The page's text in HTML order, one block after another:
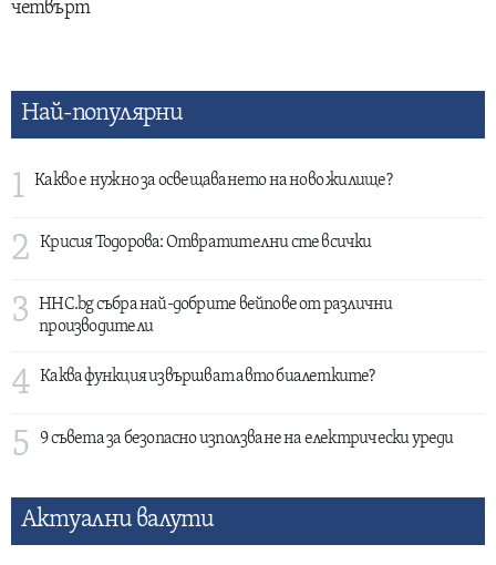
четвърт
Най-популярни
1 Какво е нужно за освещаването на ново жилище?
2 Крисия Тодорова: Отвратителни сте всички
3
HHC.bg събра най-добрите вейпове от различни
производители
4 Каква функция извършват авто биалетките?
5 9 съвета за безопасно използване на електрически уреди
Актуални валути